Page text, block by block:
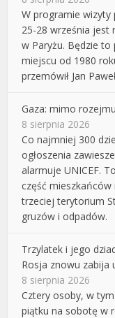
W programie wizyty
25-28 września jest
w Paryżu. Będzie
miejscu od 1980
przemówił Jan
Gaza: mimo
8 sierpnia 2026
Co najmniej 300
ogłoszenia
alarmuje UNICEF.
część mieszkańców
trzeciej terytorium
gruzów i odpadów.
Trzylatek i jego
Rosja znowu zabija
8 sierpnia 2026
Cztery osoby, w
piątku na sobotę w